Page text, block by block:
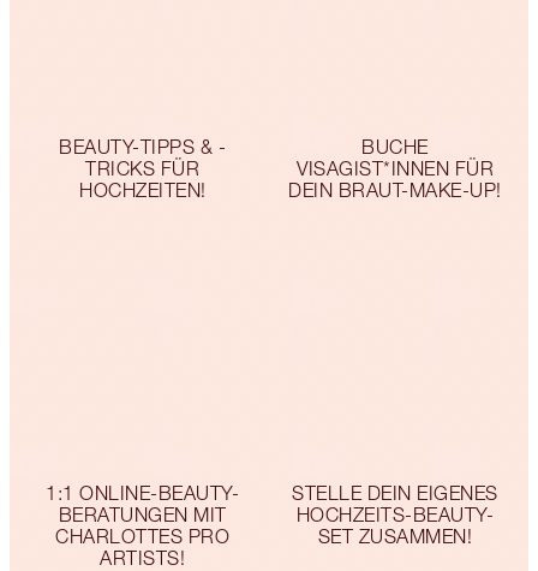
BEAUTY-TIPPS & -
TRICKS FÜR
HOCHZEITEN!
BUCHE
VISAGIST*INNEN FÜR
DEIN BRAUT-MAKE-UP!
1:1 ONLINE-BEAUTY-
BERATUNGEN MIT
CHARLOTTES PRO
ARTISTS!
STELLE DEIN EIGENES
HOCHZEITS-BEAUTY-
SET ZUSAMMEN!